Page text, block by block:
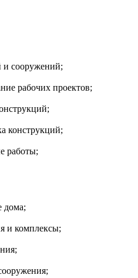
и сооружений;
рабочих проектов;
конструкций;
работы;
дома;
и комплексы;